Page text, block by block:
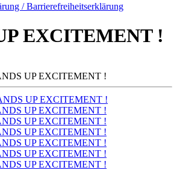
/ Barrierefreiheitserklärung
EXCITEMENT !